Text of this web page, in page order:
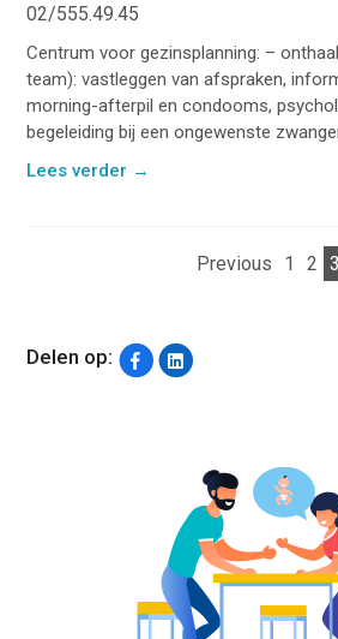
02/555.49.45
Centrum voor gezinsplanning: –
team): vastleggen van afspraken,
morning-afterpil en condooms,
begeleiding bij een ongewenste
Lees verder →
Previous 1 2 3
Delen op: